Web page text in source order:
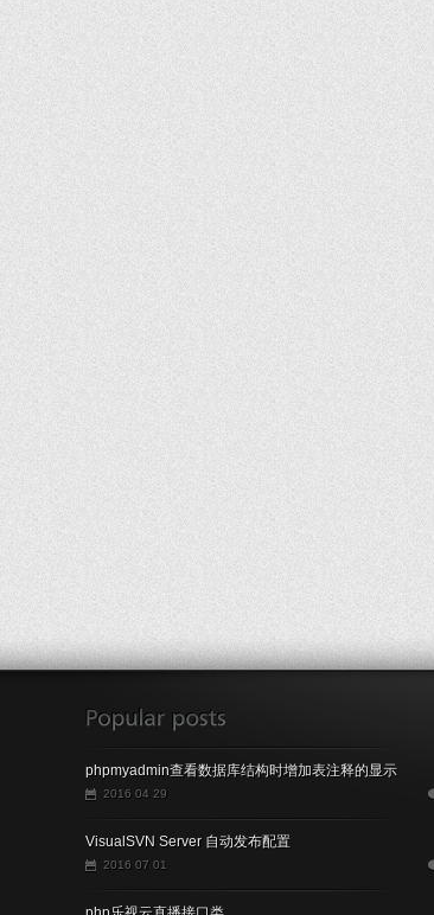
phpmyadmin查看数据库结构时增加表注释的显示
2016 04 29
VisualSVN Server 自动发布配置
2016 07 01